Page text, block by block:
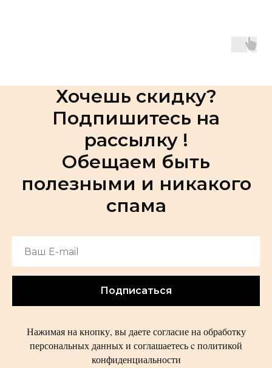
Хочешь скидку?
Подпишитесь на
рассылку !
Обещаем быть
полезными и никакого
спама
Подписаться
Нажимая на кнопку, вы даете согласие на обработку
персональных данных и соглашаетесь c политикой
конфиденциальности